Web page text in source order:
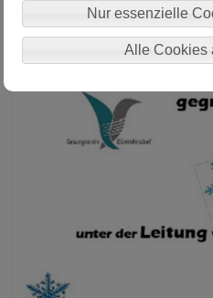
Nur essenzielle
Alle Cookies